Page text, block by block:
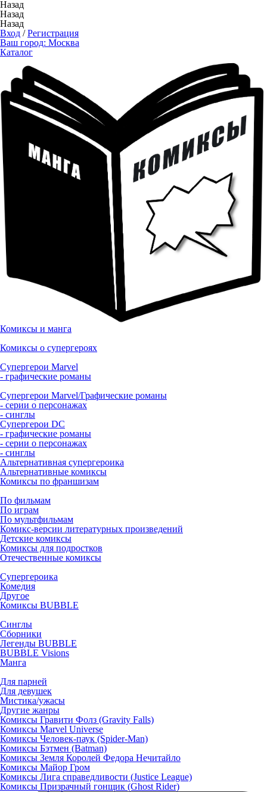
Назад
Назад
Назад
Вход /Регистрация
Ваш город: Москва
Каталог
Комиксы и манга
Комиксы о супергероях
Супергерои Marvel
- графические романы
Супергерои Marvel/Графические романы
- серии о персонажах
- синглы
Супергерои DC
- графические романы
- серии о персонажах
- синглы
Альтернативная супергероика
Альтернативные комиксы
Комиксы по франшизам
По фильмам
По играм
По мультфильмам
Комикс-версии литературных произведений
Детские комиксы
Комиксы для подростков
Отечественные комиксы
Супергероика
Комедия
Другое
Комиксы BUBBLE
Синглы
Сборники
Легенды BUBBLE
BUBBLE Visions
Манга
Для парней
Для девушек
Мистика/ужасы
Другие жанры
Комиксы Гравити Фолз (Gravity Falls)
Комиксы Marvel Universe
Комиксы Человек-паук (Spider-Man)
Комиксы Бэтмен (Batman)
Комиксы Земля Королей Федора Нечитайло
Комиксы Майор Гром
Комиксы Лига справедливости (Justice League)
Комиксы Призрачный гонщик (Ghost Rider)